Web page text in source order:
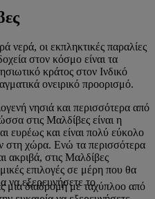
νερά, οι εκπληκτικές παραλίες
στον κόσμο είναι τα
κράτος στον Ινδικό
ονειρικό προορισμό.
νησιά και περισσότερα από
στις Μαλδίβες είναι η
ευρέως και είναι πολύ εύκολο
στη χώρα. Ενώ τα περισσότερα
ακριβά, στις Μαλδίβες
επιλογές σε μέρη που θα
να εξερευνήσετε το
μια διαδρομή με ταχύπλοο από